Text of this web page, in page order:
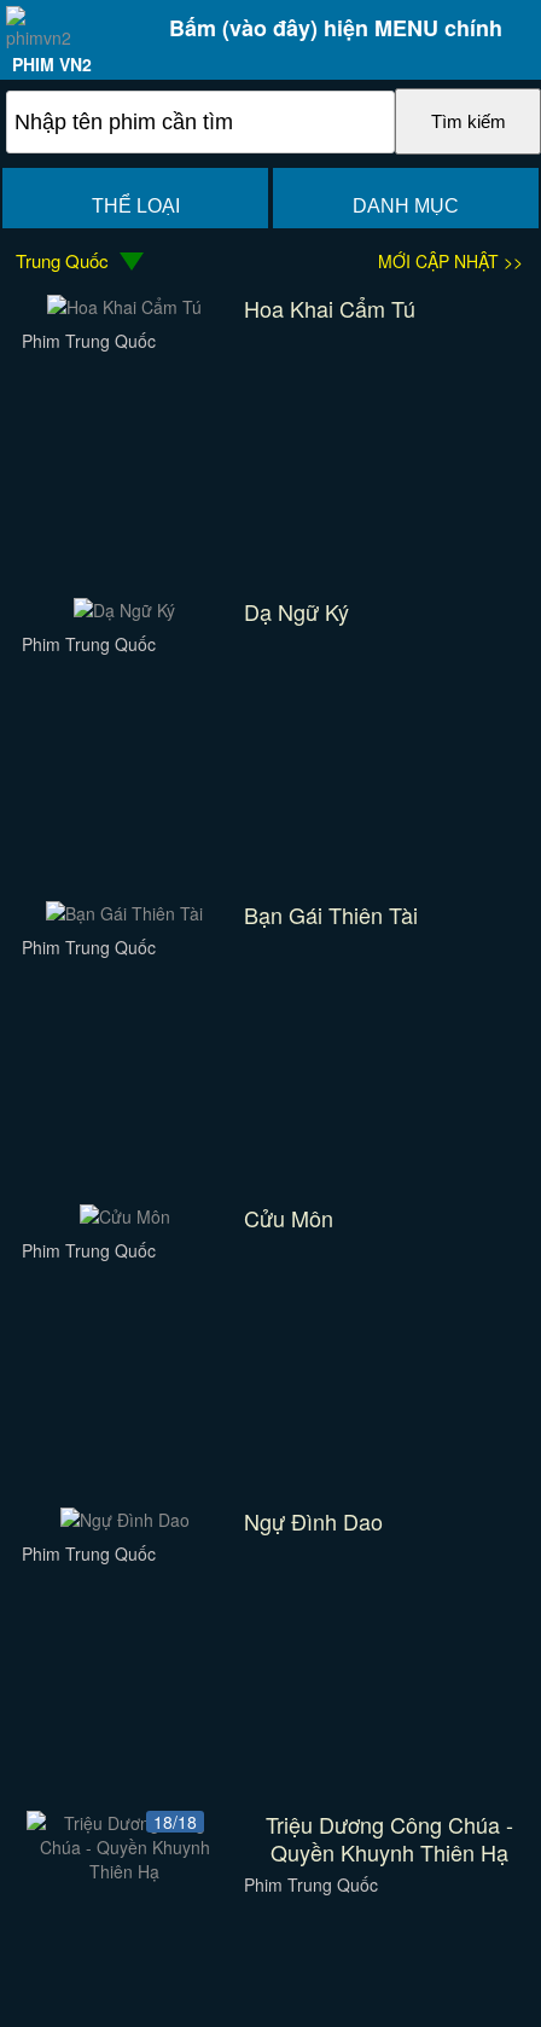
Bấm (vào đây) hiện MENU chính
PHIM VN2
THỂ LOẠI DANH MỤC
Trung Quốc MỚI CẬP NHẬT >>
Hoa Khai Cẩm Tú
Phim Trung Quốc
Dạ Ngữ Ký
Phim Trung Quốc
Bạn Gái Thiên Tài
Phim Trung Quốc
Cửu Môn
Phim Trung Quốc
Ngự Đình Dao
Phim Trung Quốc
18/18
Triệu Dương Công Chúa -
Quyền Khuynh Thiên Hạ
Phim Trung Quốc